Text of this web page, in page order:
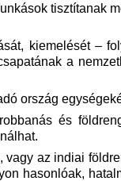
tisztítanak
kiemelését –
a
ország
és
az indiai
hasonlóak,